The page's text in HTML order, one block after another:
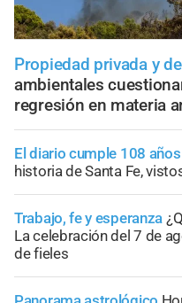
Propiedad privada y
ambientales
regresión en materia
El diario cumple 108 años
historia de Santa Fe,
Trabajo, fe y esperanza
La celebración del 7 de
de fieles